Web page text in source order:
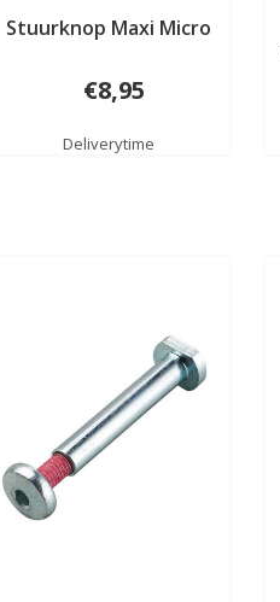
Stuurknop Maxi Micro
€8,95
Deliverytime